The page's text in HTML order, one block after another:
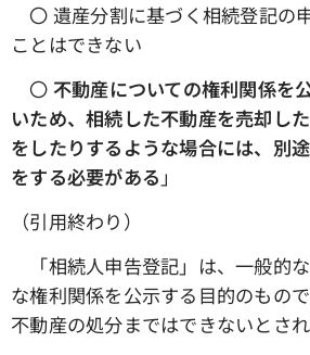
〇 遺産分割に基づく相続登記の
ことはできない
〇 不動産についての権利関係を
いため、相続した不動産を売却し
をしたりするような場合には、別
をする必要がある 」
（引用終わり）
「相続人申告登記」は、一般的
な権利関係を公示する目的のもの
不動産の処分まではできないとされ